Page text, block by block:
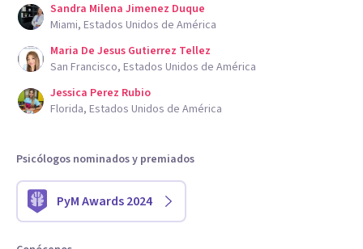
Sandra Milena Jimenez Duque
Miami, Estados Unidos de América
Maria De Jesus Gutierrez Tellez
San Francisco, Estados Unidos de América
Jessica Perez Rubio
Florida, Estados Unidos de América
Psicólogos nominados y premiados
PyM Awards 2024